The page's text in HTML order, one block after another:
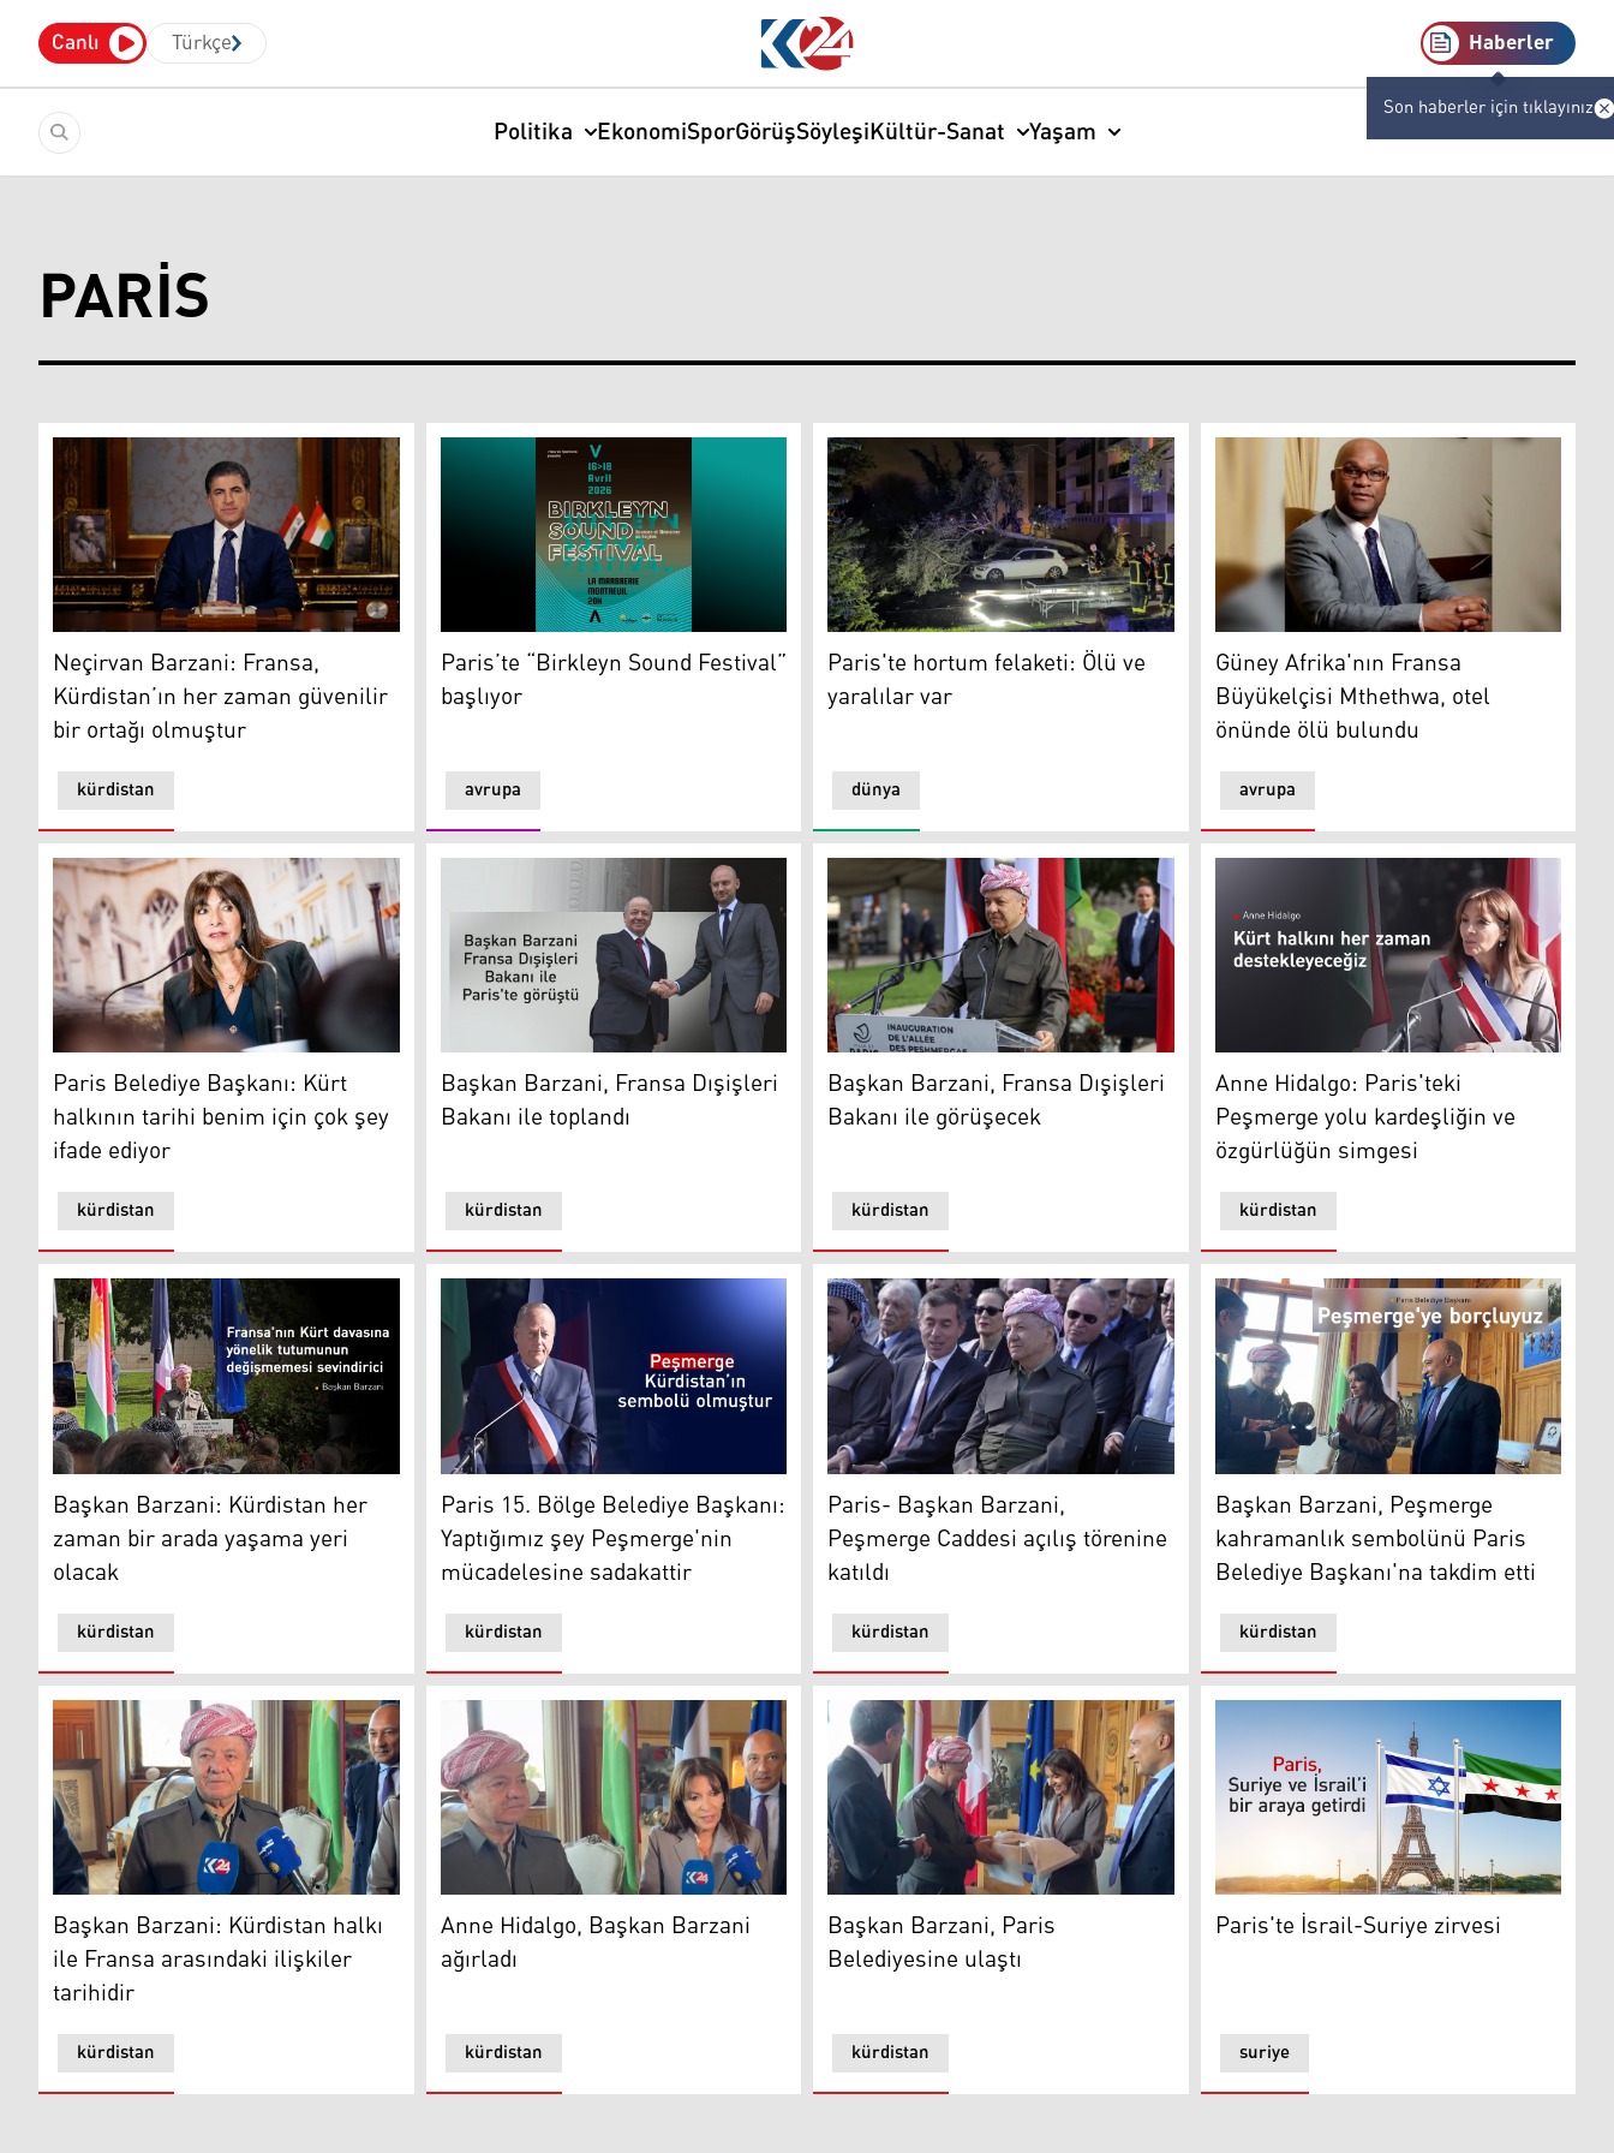
Canlı Türkçe Haberler
Son haberler için tıklayınız
Politika EkonomiSporGörüşSöyleşiKültür-Sanat Yaşam
PARIS
Kürdistan Bölgesi Başkanı Neçirvan Barzani
kürdistan
Neçirvan Barzani: Fransa,
Kürdistan’ın her zaman güvenilir
bir ortağı olmuştur
Paris’te “Birkleyn Sound Festival” başlıyor
avrupa
Paris’te “Birkleyn Sound Festival”
başlıyor
Paris'te hortum felaketi: Ölü ve yaralılar var
dünya
Paris'te hortum felaketi: Ölü ve
yaralılar var
Güney Afrika'nın Fransa Büyükelçisi
avrupa
Güney Afrika'nın Fransa
Büyükelçisi Mthethwa, otel
önünde ölü bulundu
Paris Belediye Başkanı: Kürt halkının tarihi benim için çok şey ifade ediyor
kürdistan
Paris Belediye Başkanı: Kürt
halkının tarihi benim için çok şey
ifade ediyor
Başkan Barzani, Fransa Dışişleri Bakanı ile toplandı
kürdistan
Başkan Barzani, Fransa Dışişleri
Bakanı ile toplandı
Başkan Barzani Paris'te
kürdistan
Başkan Barzani, Fransa Dışişleri
Bakanı ile görüşecek
Anne Hidalgo: Paris'teki Peşmerge yolu
kürdistan
Anne Hidalgo: Paris'teki
Peşmerge yolu kardeşliğin ve
özgürlüğün simgesi
Başkan Barzani: Kürdistan her zaman bir arada yaşama yeri olacak
kürdistan
Başkan Barzani: Kürdistan her
zaman bir arada yaşama yeri
olacak
Paris 15. Bölge Belediye Başkanı: Yaptığımız şey Peşmerge'nin mücadelesine sadakattir
kürdistan
Paris 15. Bölge Belediye Başkanı:
Yaptığımız şey Peşmerge'nin
mücadelesine sadakattir
Paris- Başkan Barzani, Peşmerge Caddesi açılış törenine katıldı
kürdistan
Paris- Başkan Barzani,
Peşmerge Caddesi açılış törenine
katıldı
Başkan Barzani, Peşmerge kahramanlık
kürdistan
Başkan Barzani, Peşmerge
kahramanlık sembolünü Paris
Belediye Başkanı'na takdim etti
Başkan Barzani: Kürdistan halkı ile Fransa arasındaki ilişkiler tarihidir
kürdistan
Başkan Barzani: Kürdistan halkı
ile Fransa arasındaki ilişkiler
tarihidir
Anne Hidalgo, Başkan Barzani ağırladı
kürdistan
Anne Hidalgo, Başkan Barzani
ağırladı
Başkan Barzani, Paris Belediyesine ulaştı
kürdistan
Başkan Barzani, Paris
Belediyesine ulaştı
Paris'te İsrail-Suriye zirvesi
suriye
Paris'te İsrail-Suriye zirvesi